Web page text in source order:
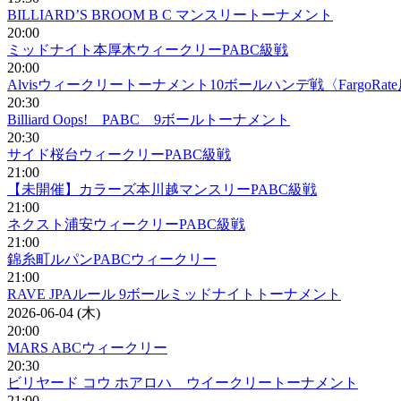
BILLIARD’S BROOM B C マンスリートーナメント
20:00
ミッドナイト本厚木ウィークリーPABC級戦
20:00
Alvisウィークリートーナメント10ボールハンデ戦〈
20:30
Billiard Oops! PABC 9ボールトーナメント
20:30
サイド桜台ウィークリーPABC級戦
21:00
【未開催】カラーズ本川越マンスリーPABC級戦
21:00
ネクスト浦安ウィークリーPABC級戦
21:00
錦糸町ルパンPABCウィークリー
21:00
RAVE JPAルール 9ボールミッドナイトトーナメント
2026-06-04 (木)
20:00
MARS ABCウィークリー
20:30
ビリヤード コウ ホアロハ ウイークリートーナメント